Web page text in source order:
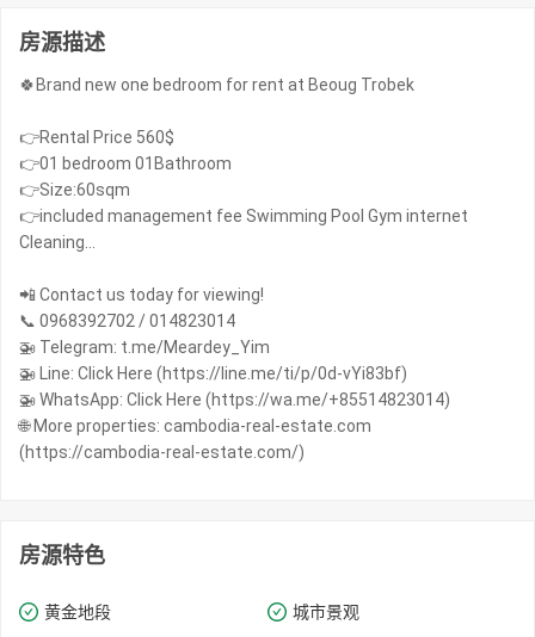
房源描述
🍀Brand new one bedroom for rent at Beoug Trobek
👉Rental Price 560$
👉01 bedroom 01Bathroom
👉Size:60sqm
👉included management fee Swimming Pool Gym internet
Cleaning…
📲 Contact us today for viewing!
📞 0968392702 / 014823014
🚁 Telegram: t.me/Meardey_Yim
🚁 Line: Click Here (https://line.me/ti/p/0d-vYi83bf)
🚁 WhatsApp: Click Here (https://wa.me/+85514823014)
🌐 More properties: cambodia-real-estate.com
(https://cambodia-real-estate.com/)
房源特色
黄金地段 城市景观